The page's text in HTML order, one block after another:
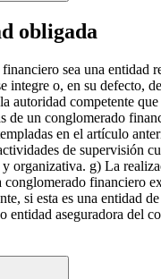
obligada
sea una
integre o, en su defecto,
autoridad competente
de un conglomerado
en el artículo
de supervisión
organizativa. g) La
financiero
si esta es una entidad
entidad aseguradora del